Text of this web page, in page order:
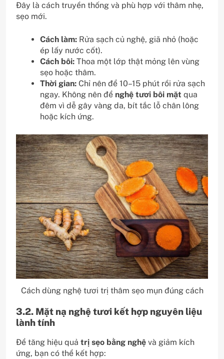
Đây là cách truyền thống và phù hợp với thâm nhẹ,
sẹo mới.
Cách làm: Rửa sạch củ nghệ, giã nhỏ (hoặc
ép lấy nước cốt).
Cách bôi: Thoa một lớp thật mỏng lên vùng
sẹo hoặc thâm.
Thời gian: Chỉ nên để 10–15 phút rồi rửa sạch
ngay. Không nên để nghệ tươi bôi mặt qua
đêm vì dễ gây vàng da, bít tắc lỗ chân lông
hoặc kích ứng.
Cách dùng nghệ tươi trị thâm sẹo mụn đúng cách
3.2. Mặt nạ nghệ tươi kết hợp nguyên liệu
lành tính
Để tăng hiệu quả trị sẹo bằng nghệ và giảm kích
ứng, bạn có thể kết hợp: